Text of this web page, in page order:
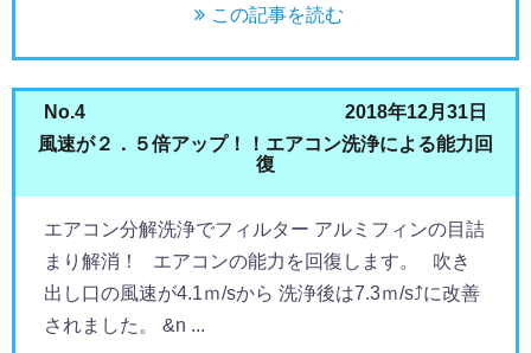
この記事を読む
No.4
2018年12月31日
風速が２．５倍アップ！！エアコン洗浄による能力回
復
エアコン分解洗浄でフィルター アルミフィンの目詰
まり解消！ エアコンの能力を回復します。 吹き
出し口の風速が4.1ｍ/sから 洗浄後は7.3ｍ/s⤴に改善
されました。 &n ...